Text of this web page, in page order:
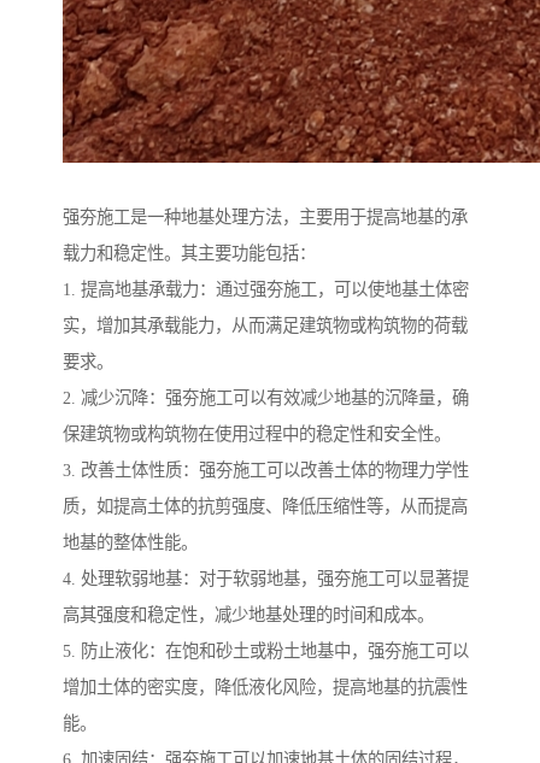
强夯施工是一种地基处理方法，主要用于提高地基的承
载力和稳定性。其主要功能包括：
1. 提高地基承载力：通过强夯施工，可以使地基土体密
实，增加其承载能力，从而满足建筑物或构筑物的荷载
要求。
2. 减少沉降：强夯施工可以有效减少地基的沉降量，确
保建筑物或构筑物在使用过程中的稳定性和安全性。
3. 改善土体性质：强夯施工可以改善土体的物理力学性
质，如提高土体的抗剪强度、降低压缩性等，从而提高
地基的整体性能。
4. 处理软弱地基：对于软弱地基，强夯施工可以显著提
高其强度和稳定性，减少地基处理的时间和成本。
5. 防止液化：在饱和砂土或粉土地基中，强夯施工可以
增加土体的密实度，降低液化风险，提高地基的抗震性
能。
6. 加速固结：强夯施工可以加速地基土体的固结过程，